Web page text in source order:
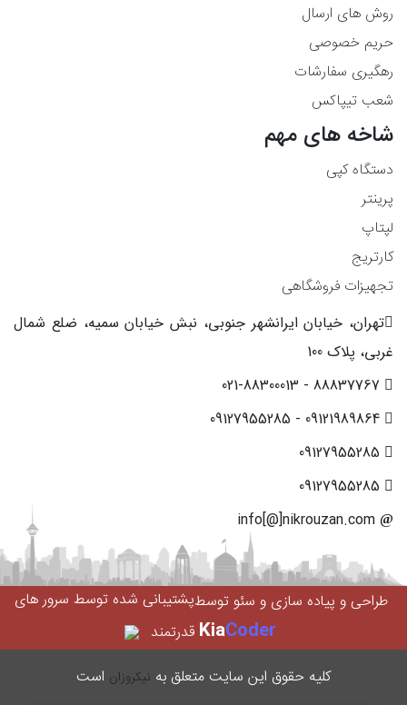
روش های ارسال
حریم خصوصی
رهگیری سفارشات
شعب تیپاکس
شاخه های مهم
دستگاه کپی
پرینتر
لپتاپ
کارتریج
تجهیزات فروشگاهی
تهران، خیابان ایرانشهر جنوبی، نبش خیابان سمیه، ضلع شمال
غربی، پلاک 100
طراحی و پیاده سازی و سئو توسط
KiaCoder
پشتیبانی شده توسط سرور های
قدرتمند
کليه حقوق اين سایت متعلق به نیکروزان است